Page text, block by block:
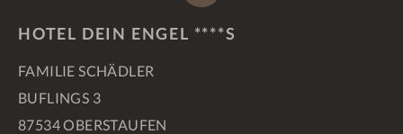
HOTEL DEIN ENGEL ****S
FAMILIE SCHÄDLER
BUFLINGS 3
87534 OBERSTAUFEN